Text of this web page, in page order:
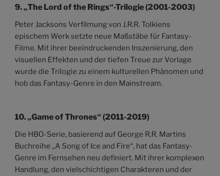
9.„The Lord of the Rings“-Trilogie (2001-2003)
Peter Jacksons Verfilmung von J.R.R. Tolkiens
epischem Werk setzte neue Maßstäbe für Fantasy-
Filme. Mit ihrer beeindruckenden Inszenierung, den
visuellen Effekten und der tiefen Treue zur Vorlage
wurde die Trilogie zu einem kulturellen Phänomen und
hob das Fantasy-Genre in den Mainstream.
10.„Game of Thrones“ (2011-2019)
Die HBO-Serie, basierend auf George R.R. Martins
Buchreihe „A Song of Ice and Fire“, hat das Fantasy-
Genre im Fernsehen neu definiert. Mit ihrer komplexen
Handlung, den vielschichtigen Charakteren und der